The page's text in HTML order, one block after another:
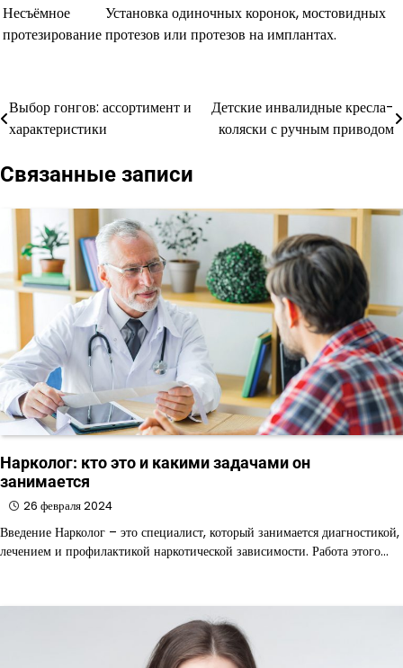
Несъёмное
протезирование
Установка одиночных коронок, мостовидных
протезов или протезов на имплантах.
Навигация
по
записям
Выбор гонгов: ассортимент и
характеристики
Детские инвалидные кресла-
коляски с ручным приводом
Связанные записи
Нарколог: кто это и какими задачами он
занимается
26 февраля 2024
Введение Нарколог – это специалист, который занимается диагностикой,
лечением и профилактикой наркотической зависимости. Работа этого…